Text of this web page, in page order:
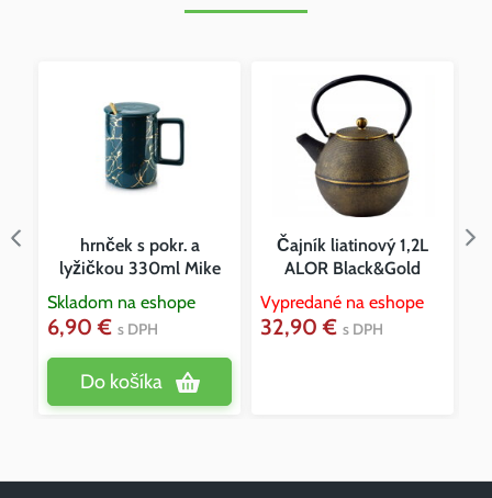
hrnček s pokr. a
lyžičkou 330ml Mike
Skladom na eshope
6,90 € s DPH
Do košíka
Čajník liatinový 1,2L
ALOR Black&Gold
Vypredané na eshope
32,90 € s DPH